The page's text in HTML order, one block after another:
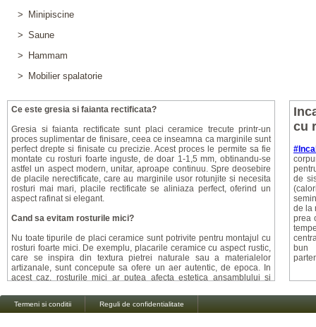
>
Minipiscine
> Saune
>
Hammam
>
Mobilier spalatorie
Ce este gresia si faianta rectificata?
Gresia si faianta rectificate sunt placi ceramice trecute printr-un
proces suplimentar de finisare, ceea ce inseamna ca marginile sunt
perfect drepte si finisate cu precizie. Acest proces le permite sa fie
montate cu rosturi foarte inguste, de doar 1-1,5 mm, obtinandu-se
astfel un aspect modern, unitar, aproape continuu. Spre deosebire
de placile nerectificate, care au marginile usor rotunjite si necesita
rosturi mai mari, placile rectificate se aliniaza perfect, oferind un
aspect rafinat si elegant.
Cand sa evitam rosturile mici?
Nu toate tipurile de placi ceramice sunt potrivite pentru montajul cu
rosturi foarte mici. De exemplu, placarile ceramice cu aspect rustic,
care se inspira din textura pietrei naturale sau a materialelor
artizanale, sunt concepute sa ofere un aer autentic, de epoca. In
acest caz, rosturile mici ar putea afecta estetica ansamblului si
placi, se recomanda un rost de minim 2 mm, pentru a pastra
farmecul vizual si a compensa micile variatii de forma.
cu
de
de la
prea
bun
Termeni si conditii Reguli de confidentialitate